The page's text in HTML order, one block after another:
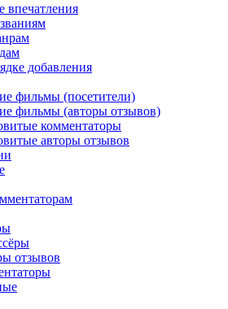
впечатления
добавления
фильмы (посетители)
фильмы (авторы отзывов)
комментаторы
авторы отзывов
отзывов